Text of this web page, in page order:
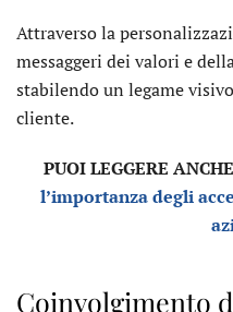
Attraverso la
messaggeri dei valori e
stabilendo un legame
cliente.
PUOI LEGGERE
l’importanza degli
Coinvolgimento